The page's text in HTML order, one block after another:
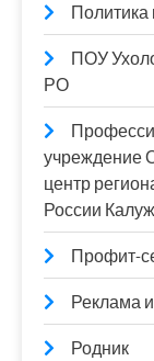
Политика
ПОУ
РО
учреждение
центр
России
Профит-
Реклама
Родник